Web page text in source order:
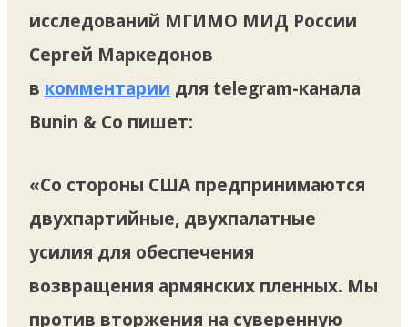
исследований МГИМО МИД России
Сергей Маркедонов
в комментарии для telegram-канала
Bunin & Co пишет:
«Со стороны США предпринимаются
двухпартийные, двухпалатные
усилия для обеспечения
возвращения армянских пленных. Мы
против вторжения на суверенную